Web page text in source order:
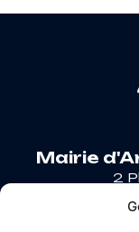
Mairie
2